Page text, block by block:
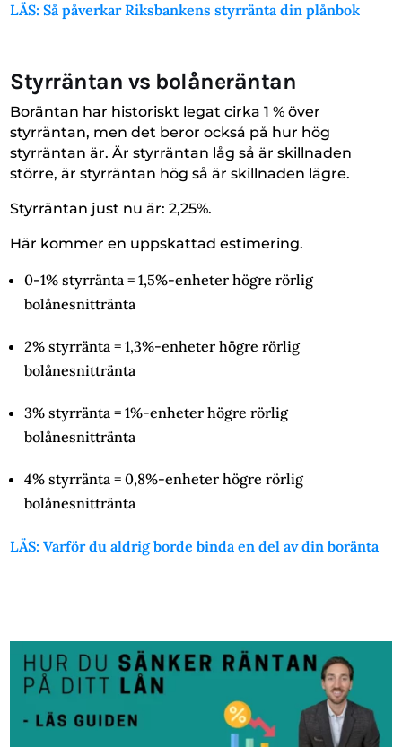
LÄS: Så påverkar Riksbankens styrränta din plånbok
Styrräntan vs bolåneräntan
Boräntan har historiskt legat cirka 1 % över
styrräntan, men det beror också på hur hög
styrräntan är. Är styrräntan låg så är skillnaden
större, är styrräntan hög så är skillnaden lägre.
Styrräntan just nu är: 2,25%.
Här kommer en uppskattad estimering.
0-1% styrränta = 1,5%-enheter högre rörlig
bolånesnittränta
2% styrränta = 1,3%-enheter högre rörlig
bolånesnittränta
3% styrränta = 1%-enheter högre rörlig
bolånesnittränta
4% styrränta = 0,8%-enheter högre rörlig
bolånesnittränta
LÄS: Varför du aldrig borde binda en del av din boränta